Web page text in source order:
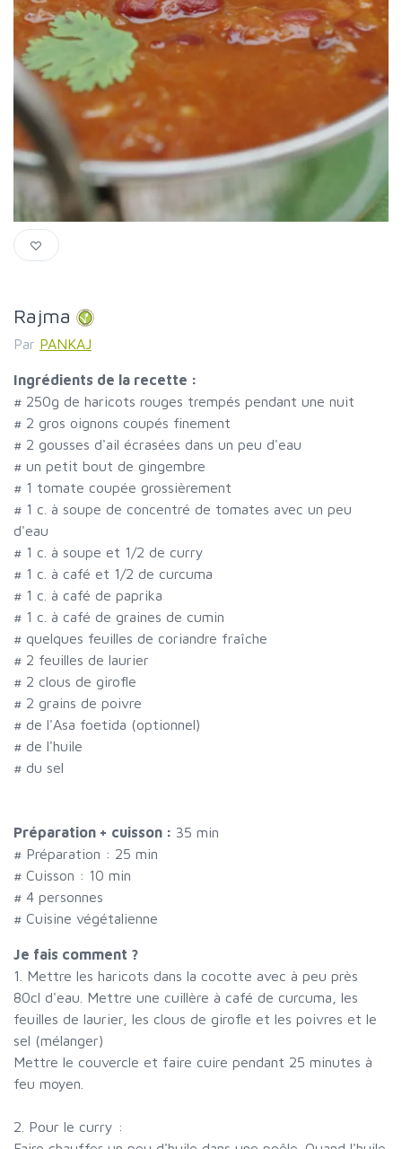
Rajma
Par PANKAJ
Ingrédients de la recette :
# 250g de haricots rouges trempés pendant une nuit
# 2 gros oignons coupés finement
# 2 gousses d'ail écrasées dans un peu d'eau
# un petit bout de gingembre
# 1 tomate coupée grossièrement
# 1 c. à soupe de concentré de tomates avec un peu
d'eau
# 1 c. à soupe et 1/2 de curry
# 1 c. à café et 1/2 de curcuma
# 1 c. à café de paprika
# 1 c. à café de graines de cumin
# quelques feuilles de coriandre fraîche
# 2 feuilles de laurier
# 2 clous de girofle
# 2 grains de poivre
# de l'Asa foetida (optionnel)
# de l'huile
# du sel
Préparation + cuisson : 35 min
# Préparation : 25 min
# Cuisson : 10 min
# 4 personnes
# Cuisine végétalienne
Je fais comment ?
1. Mettre les haricots dans la cocotte avec à peu près
80cl d'eau. Mettre une cuillère à café de curcuma, les
feuilles de laurier, les clous de girofle et les poivres et le
sel (mélanger)
Mettre le couvercle et faire cuire pendant 25 minutes à
feu moyen.
2. Pour le curry :